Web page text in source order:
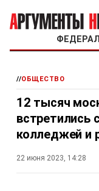
//ОБЩЕСТВО
12 тысяч
встретились
колледжей и
22 июня 2023, 14:28